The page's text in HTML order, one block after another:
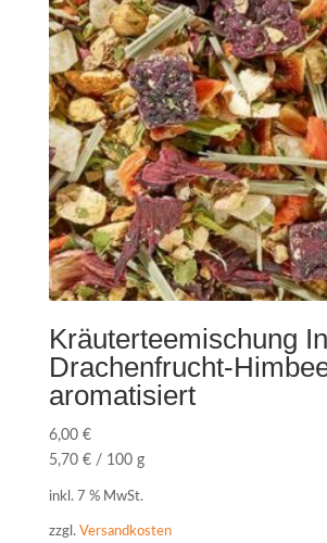
Kräuterteemischung
Drachenfrucht-
aromatisiert
6,00 €
5,70 €/ 100 g
inkl. 7 % MwSt.
zzgl. Versandkosten